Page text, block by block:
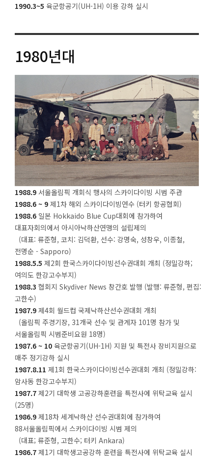
1990.3~5 육군항공기(UH-1H) 이용 강하 실시
1980년대
1988.9 서울올림픽 개회식 행사의 스카이다이빙 시범 주관
1988.6 ~ 9 제1차 해외 스카이다이빙연수 (터키 항공협회)
1988.6 일본 Hokkaido Blue Cup대회에 참가하여
대표자회의에서 아시아낙하산연맹의 설립제의
(대표: 류준형, 코치: 김덕환, 선수: 강명숙, 성창우, 이종철,
전명순 - Sapporo)
1988.5.5 제2회 한국스카이다이빙선수권대회 개최 (정밀강하;
여의도 한강고수부지)
1988.3 협회지 Skydiver News 창간호 발행 (발행: 류준형, 편집:
고한수)
1987.9 제4회 월드컵 국제낙하산선수권대회 개최
(올림픽 주경기장, 31개국 선수 및 관계자 101명 참가 및
서울올림픽 시범준비요원 18명)
1987.6 ~ 10 육군항공기(UH-1H) 지원 및 특전사 장비지원으로
매주 정기강하 실시
1987.8.11 제1회 한국스카이다이빙선수권대회 개최 (정밀강하:
암사동 한강고수부지)
1987.7 제2기 대학생 고공강하훈련을 특전사에 위탁교육 실시
(25명)
1986.9 제18차 세계낙하산 선수권대회에 참가하여
88서울올림픽에서 스카이다이빙 시범 제의
(대표; 류준형, 고한수; 터키 Ankara)
1986.7 제1기 대학생고공강하 훈련을 특전사에 위탁교육 실시